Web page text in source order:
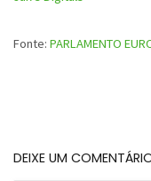
Fonte: PARLAMENTO
DEIXE UM